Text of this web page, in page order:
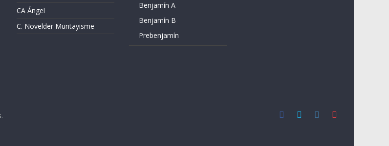
CA Ángel
C. Novelder Muntayisme
Benjamín A
Benjamín B
Prebenjamín